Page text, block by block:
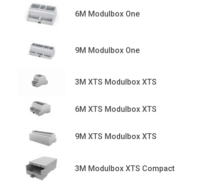
6M Modulbox One
9M Modulbox One
3M XTS Modulbox XTS
6M XTS Modulbox XTS
9M XTS Modulbox XTS
3M Modulbox XTS Compact